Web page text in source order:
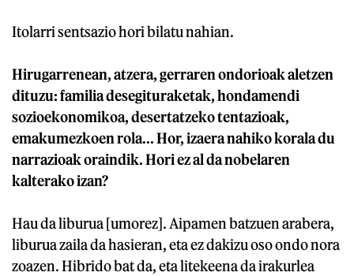
Itolarri sentsazio hori bilatu nahian.
Hirugarrenean, atzera, gerraren ondorioak aletzen
dituzu: familia desegituraketak, hondamendi
sozioekonomikoa, desertatzeko tentazioak,
emakumezkoen rola... Hor, izaera nahiko korala du
narrazioak oraindik. Hori ez al da nobelaren
kalterako izan?
Hau da liburua [umorez]. Aipamen batzuen arabera,
liburua zaila da hasieran, eta ez dakizu oso ondo nora
zoazen. Hibrido bat da, eta litekeena da irakurlea